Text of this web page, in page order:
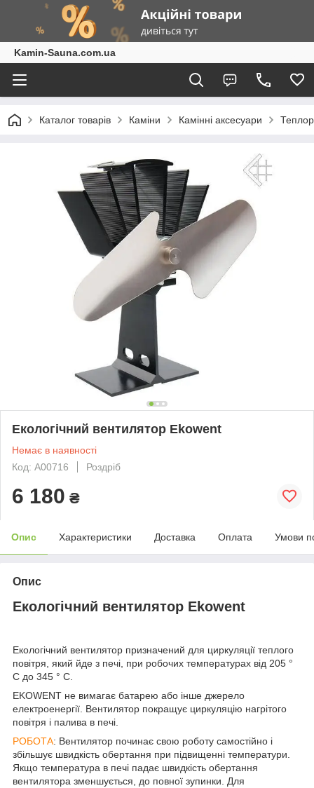
Kamin-Sauna.com.ua
Каталог товарів Каміни Камінні аксесуари
Екологічний вентилятор Ekowent
Немає в наявності
Код: А00716
Роздріб
6 180 ₴
Опис Характеристики Доставка Оплата Умови
Опис
Екологічний вентилятор Ekowent
Екологічний вентилятор призначений для циркуляції теплого
повітря, який йде з печі, при робочих температурах від 205 °
С до 345 ° С.
EKOWENT не вимагає батарею або інше джерело
електроенергії. Вентилятор покращує циркуляцію нагрітого
повітря і палива в печі.
РОБОТА: Вентилятор починає свою роботу самостійно і
збільшує швидкість обертання при підвищенні температури.
Якщо температура в печі падає швидкість обертання
вентилятора зменшується, до повної зупинки. Для